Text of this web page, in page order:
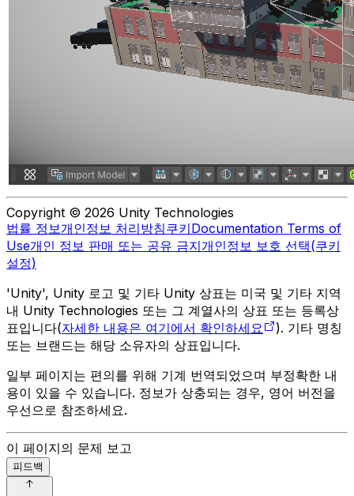
Copyright © 2026 Unity Technologies
법률 정보개인정보 처리방침쿠키Documentation Terms of
Use개인 정보 판매 또는 공유 금지개인정보 보호 선택(쿠키
설정)
'Unity', Unity 로고 및 기타 Unity 상표는 미국 및 기타 지역
내 Unity Technologies 또는 그 계열사의 상표 또는 등록상
표입니다(자세한 내용은 여기에서 확인하세요
). 기타 명칭
또는 브랜드는 해당 소유자의 상표입니다.
일부 페이지는 편의를 위해 기계 번역되었으며 부정확한 내
용이 있을 수 있습니다. 정보가 상충되는 경우, 영어 버전을
우선으로 참조하세요.
이 페이지의 문제 보고
피드백